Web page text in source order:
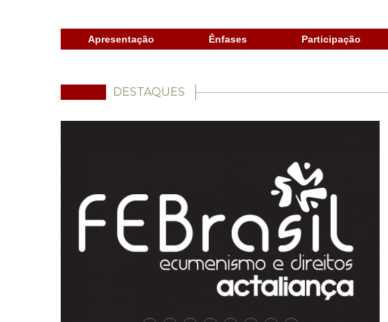
Apresentação Ênfases Participação
DESTAQUES